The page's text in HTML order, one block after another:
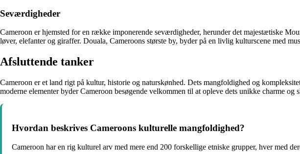
Seværdigheder
Cameroon er hjemsted for en række imponerende seværdigheder, herunder det majestætiske
løver, elefanter og giraffer. Douala, Cameroons største by, byder på en livlig kulturscene med
Afsluttende tanker
Cameroon er et land rigt på kultur, historie og naturskønhed. Dets mangfoldighed og
moderne elementer byder Cameroon besøgende velkommen til at opleve dets unikke charme og
Hvordan beskrives Cameroons kulturelle mangfoldighed?
Cameroon har en rig kulturel arv med mere end 200 forskellige etniske grupper, hver med